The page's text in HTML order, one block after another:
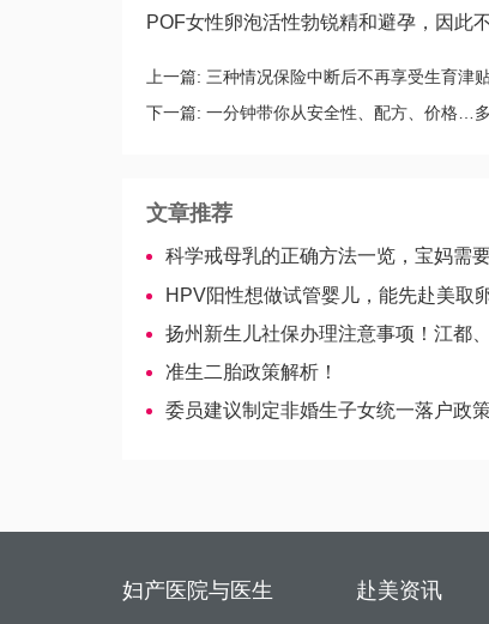
POF女性卵泡活性勃锐精和避孕，因此
上一篇: 三种情况保险中断后不再享受生育津贴
下一篇: 一分钟带你从安全性、配方、价格…
文章推荐
科学戒母乳的正确方法一览，宝妈需要采
HPV阳性想做试管婴儿，能先赴美取
扬州新生儿社保办理注意事项！江都、广陵参
准生二胎政策解析！
委员建议制定非婚生子女统一落户政策，
妇产医院与医生 赴美资讯